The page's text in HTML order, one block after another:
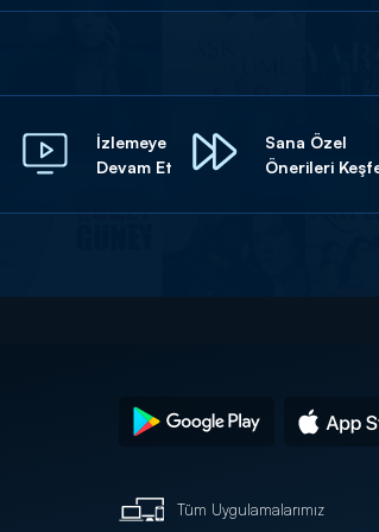
İzlemeye
Devam Et
Sana Özel
Önerileri
Tüm Uygulamalarımız